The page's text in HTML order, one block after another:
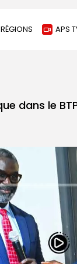
RÉGIONS APS
dans le